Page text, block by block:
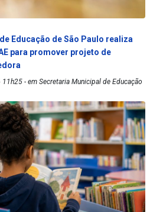
Educação de São Paulo realiza
para promover projeto de
- em Secretaria Municipal de Educação